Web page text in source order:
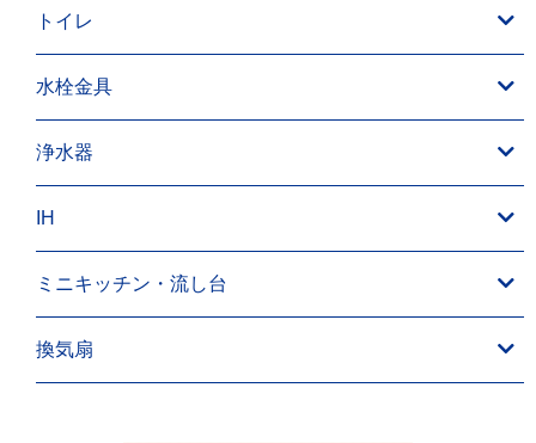
トイレ
水栓金具
浄水器
IH
ミニキッチン・流し台
換気扇